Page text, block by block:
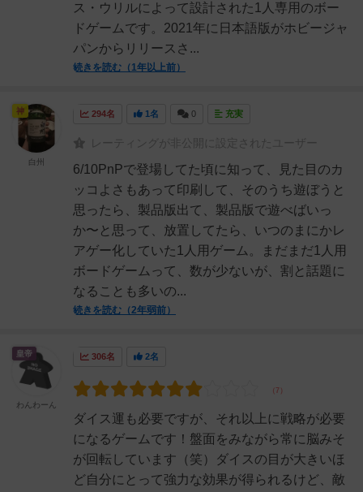
ス・ウリルによって設計された1人専用のボー
ドゲームです。2021年に日本語版がホビージャ
パンからリリースさ...
続きを読む（1年以上前）
294名 1名 0 充実
レーティングが非公開に設定されたユーザー
6/10PnPで登場してた頃に知って、見た目のカ
ッコよさもあって印刷して、そのうち遊ぼうと
思ったら、製品版出て、製品版で遊べばいっ
か〜と思って、放置してたら、いつのまにかレ
アゲー化していた1人用ゲーム。まだまだ1人用
ボードゲームって、数が少ないが、割と話題に
なることも多いの...
続きを読む（2年弱前）
神
白州
306名 2名
ダイス運も必要ですが、それ以上に戦略が必要
になるゲームです！盤面をみながら常に脳みそ
が回転しています（笑）ダイスの目が大きいほ
ど自分にとって強力な効果が得られるけど、敵
皇帝
わんわーん